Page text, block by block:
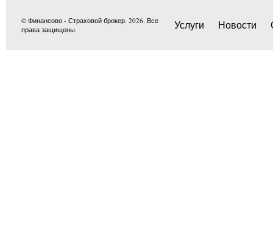
© Финансово - Страховой брокер. 2026. Все
права защищены.
Услуги Новости